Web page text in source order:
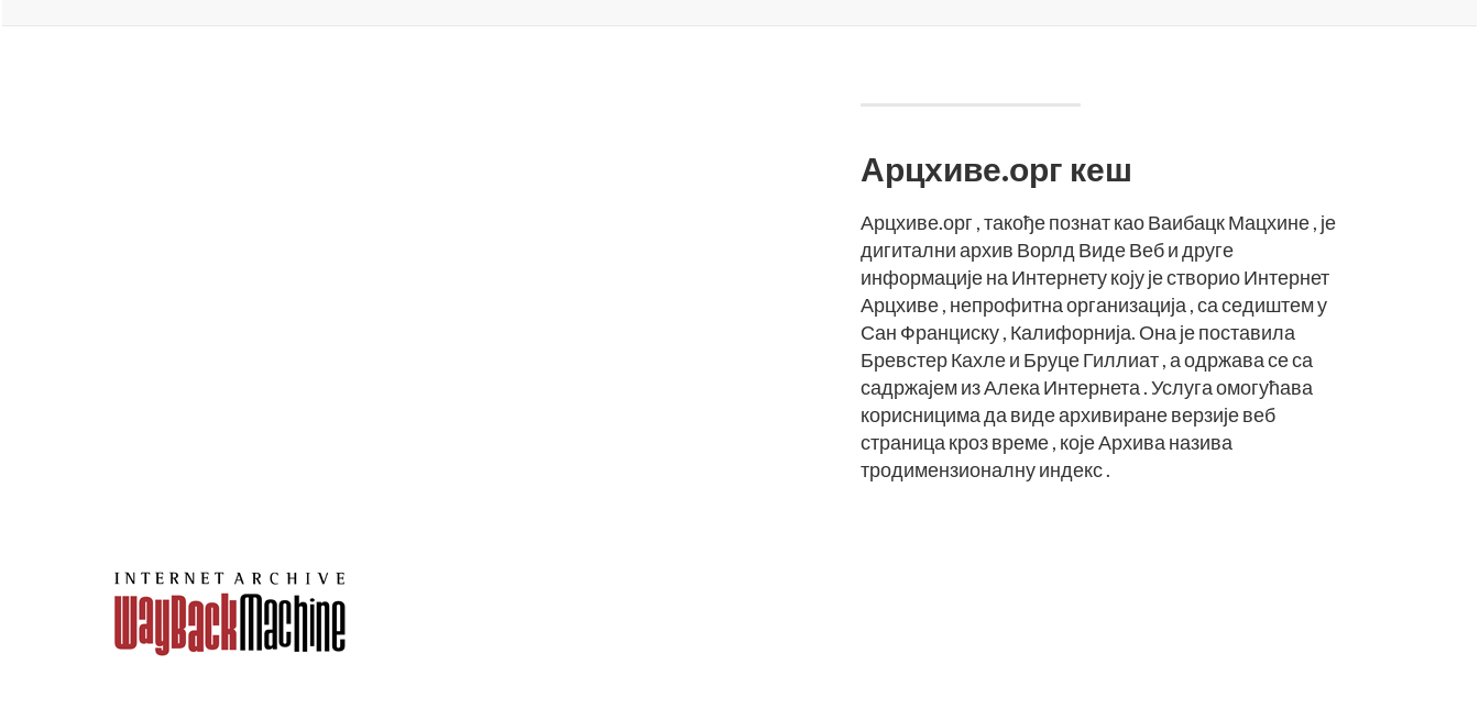
Арцхиве.орг кеш
Арцхиве.орг , такође познат као Ваибацк Мацхине , је
дигитални архив Ворлд Виде Веб и друге
информације на Интернету коју је створио Интернет
Арцхиве , непрофитна организација , са седиштем у
Сан Франциску , Калифорнија. Она је поставила
Бревстер Кахле и Бруце Гиллиат , а одржава се са
садржајем из Алека Интернета . Услуга омогућава
корисницима да виде архивиране верзије веб
страница кроз време , које Архива назива
тродимензионалну индекс .